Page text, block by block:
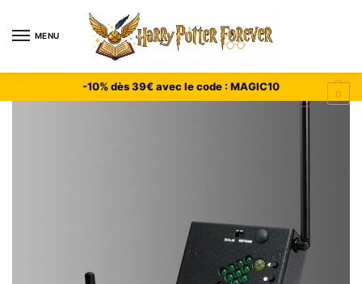
MENU
0
-10% dès 39€ avec le code : MAGIC10